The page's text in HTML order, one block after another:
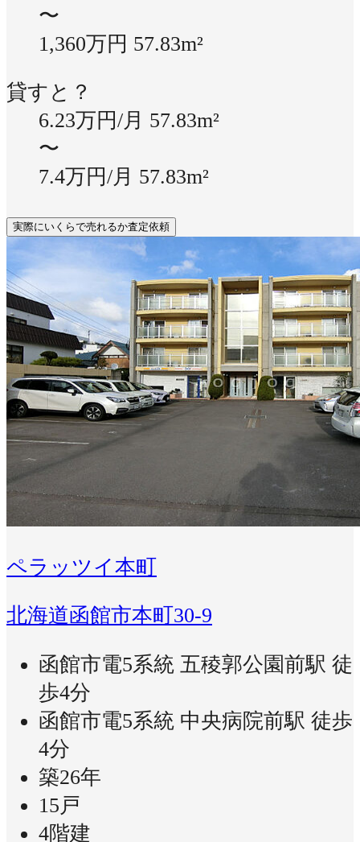
〜
1,360万円 57.83m²
貸すと？
6.23万円/月 57.83m²
〜
7.4万円/月 57.83m²
実際にいくらで売れるか査定依頼
ペラッツイ本町
北海道函館市本町30-9
函館市電5系統 五稜郭公園前駅 徒
歩4分
函館市電5系統 中央病院前駅 徒歩
4分
築26年
15戸
4階建